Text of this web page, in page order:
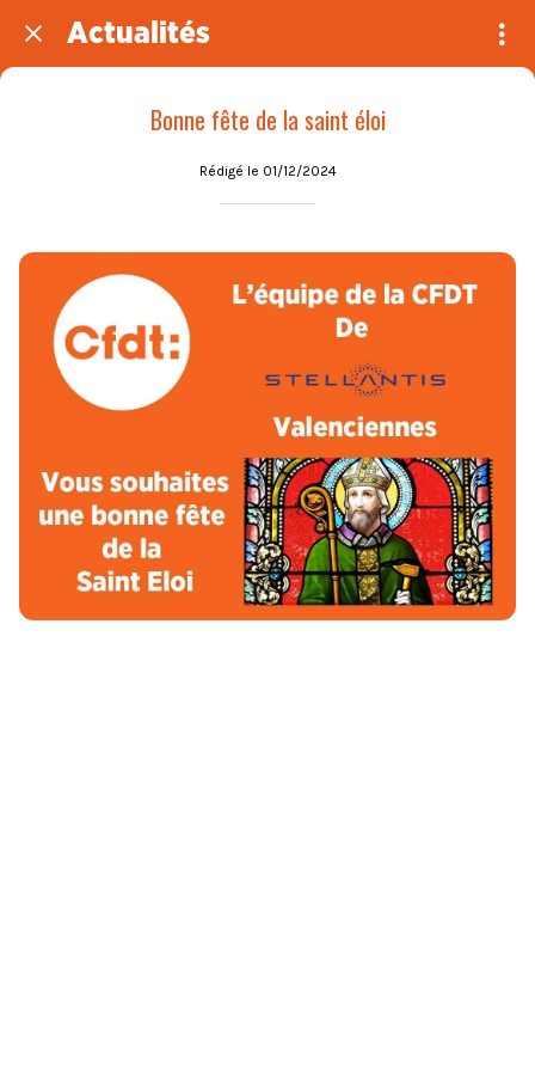
Actualités
Bonne fête de la saint éloi
Rédigé le 01/12/2024